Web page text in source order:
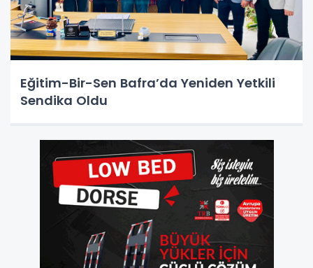
Eğitim-Bir-Sen Bafra’da Yeniden Yetkili
Sendika Oldu